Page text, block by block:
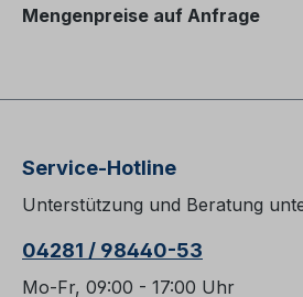
Mengenpreise auf Anfrage
Service-Hotline
Unterstützung und Beratung
04281 / 98440-53
Mo-Fr, 09:00 - 17:00 Uhr